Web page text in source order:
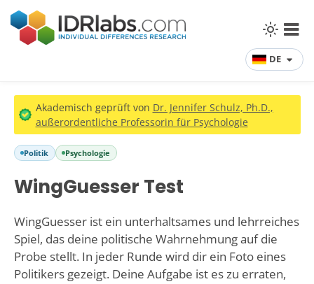
DE
Akademisch geprüft von Dr. Jennifer Schulz, Ph.D.,
außerordentliche Professorin für Psychologie
Politik Psychologie
WingGuesser Test
WingGuesser ist ein unterhaltsames und lehrreiches
Spiel, das deine politische Wahrnehmung auf die
Probe stellt. In jeder Runde wird dir ein Foto eines
Politikers gezeigt. Deine Aufgabe ist es zu erraten,